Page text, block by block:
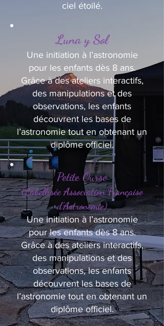
ciel étoilé.
Luna y Sol
Une initiation à l’astronomie
pour les enfants dès 8 ans.
Grâce à des ateliers interactifs,
des manipulations et des
observations, les enfants
découvrent les bases de
l’astronomie tout en obtenant un
diplôme officiel.
Petite Ourse
(Labellisée Association Française
d’Astronomie)
Une initiation à l’astronomie
pour les enfants dès 8 ans.
Grâce à des ateliers interactifs,
des manipulations et des
observations, les enfants
découvrent les bases de
l’astronomie tout en obtenant un
diplôme officiel.